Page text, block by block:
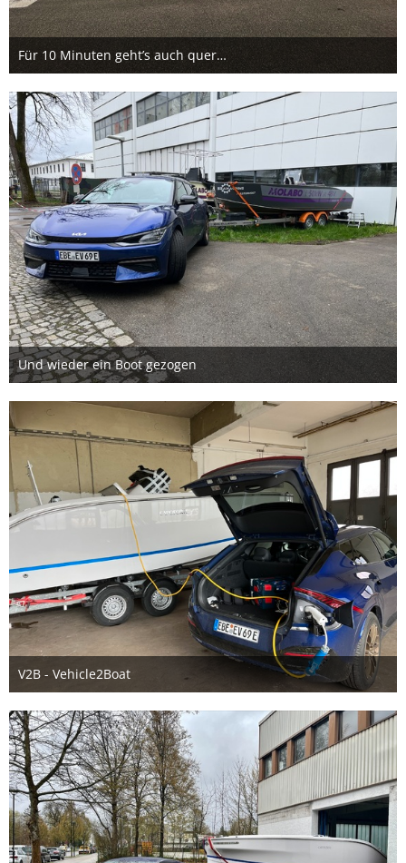
Für 10 Minuten geht’s auch quer…
23. September 2023
Und wieder ein Boot gezogen
20. April 2023
V2B - Vehicle2Boat
18. April 2023